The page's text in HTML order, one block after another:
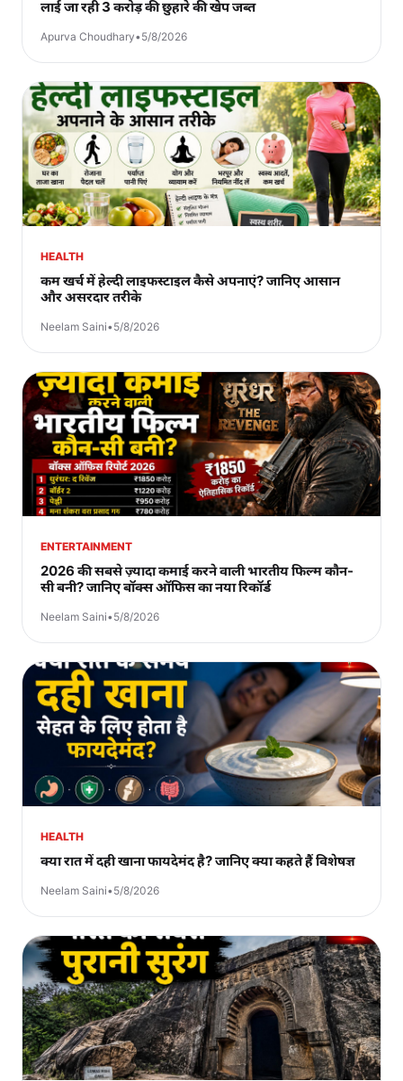
लाई जा रही 3 करोड़ की छुहारे की खेप जब्त
Apurva Choudhary•5/8/2026
HEALTH
कम खर्च में हेल्दी लाइफस्टाइल कैसे अपनाएं? जानिए आसान
और असरदार तरीके
Neelam Saini•5/8/2026
ENTERTAINMENT
2026 की सबसे ज़्यादा कमाई करने वाली भारतीय फिल्म कौन-
सी बनी? जानिए बॉक्स ऑफिस का नया रिकॉर्ड
Neelam Saini•5/8/2026
HEALTH
क्या रात में दही खाना फायदेमंद है? जानिए क्या कहते हैं विशेषज्ञ
Neelam Saini•5/8/2026